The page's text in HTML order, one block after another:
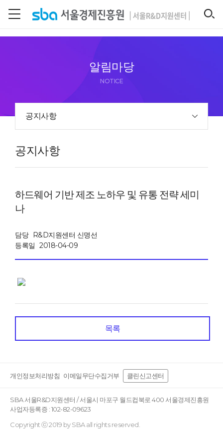
알림마당
NOTICE
공지사항
공지사항
하드웨어 기반 제조 노하우 및 유통 전략 세미
나
담당
R&D지원센터 신명선
등록일 2018-04-09
목록
개인정보처리방침 이메일무단수집거부 클린신고센터
SBA 서울R&D지원센터 / 서울시 마포구 월드컵북로 400 서울경제진흥원
사업자등록증 : 102-82-09623
Copyright ⓒ 2019 by SBA all rights reserved.